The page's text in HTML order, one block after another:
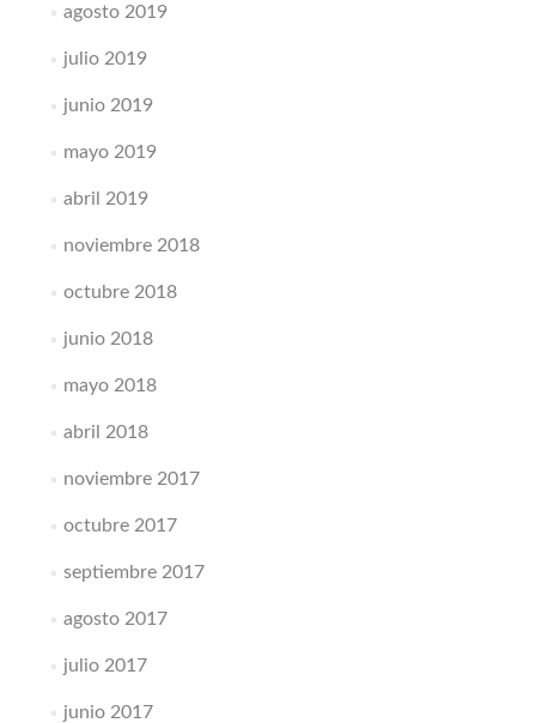
agosto 2019
julio 2019
junio 2019
mayo 2019
abril 2019
noviembre 2018
octubre 2018
junio 2018
mayo 2018
abril 2018
noviembre 2017
octubre 2017
septiembre 2017
agosto 2017
julio 2017
junio 2017